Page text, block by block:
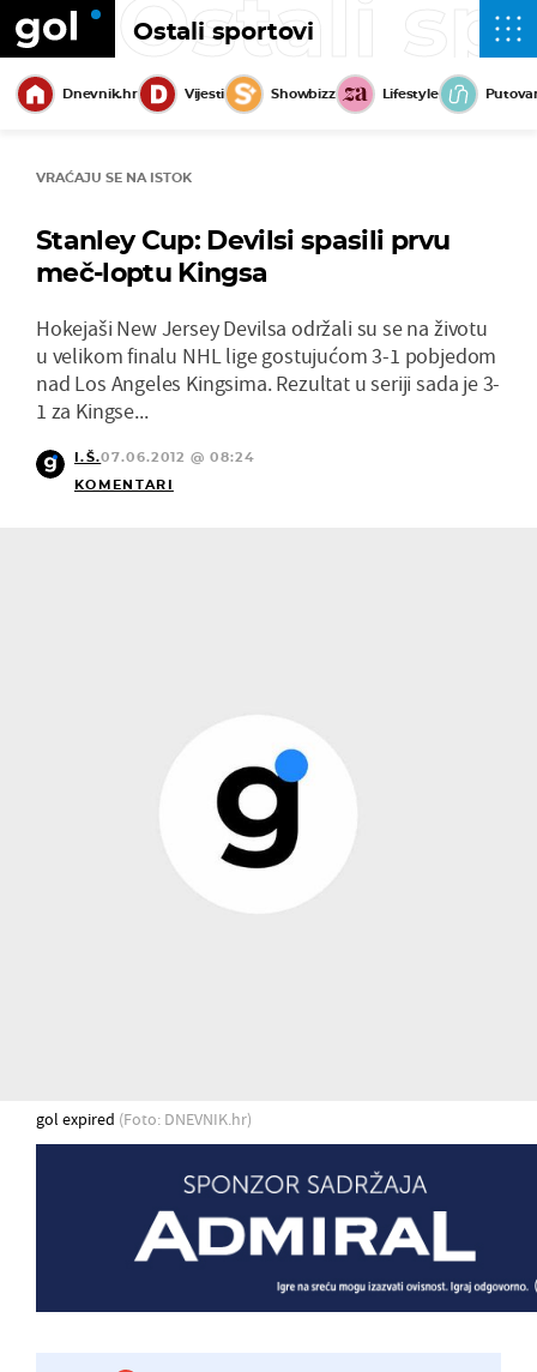
Ostali sportovi
Ostali
Dnevnik.hr Vijesti Showbizz Lifestyle
VRAĆAJU SE NA ISTOK
Stanley Cup: Devilsi spasili prvu
meč-loptu Kingsa
Hokejaši New Jersey Devilsa održali su se na životu
u velikom finalu NHL lige gostujućom 3-1 pobjedom
nad Los Angeles Kingsima. Rezultat u seriji sada je 3-
1 za Kingse...
I.Š.07.06.2012 @ 08:24
KOMENTARI
gol expired (Foto: DNEVNIK.hr)